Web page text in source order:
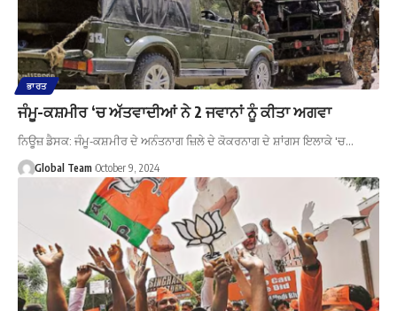
ਭਾਰਤ
ਜੰਮੂ-ਕਸ਼ਮੀਰ ‘ਚ ਅੱਤਵਾਦੀਆਂ ਨੇ 2 ਜਵਾਨਾਂ ਨੂੰ ਕੀਤਾ ਅਗਵਾ
ਨਿਊਜ਼ ਡੈਸਕ: ਜੰਮੂ-ਕਸ਼ਮੀਰ ਦੇ ਅਨੰਤਨਾਗ ਜ਼ਿਲੇ ਦੇ ਕੋਕਰਨਾਗ ਦੇ ਸ਼ਾਂਗਸ ਇਲਾਕੇ 'ਚ…
Global Team October 9, 2024